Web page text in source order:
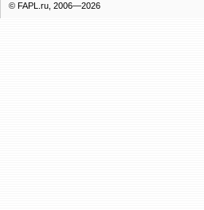
© FAPL.ru, 2006—2026